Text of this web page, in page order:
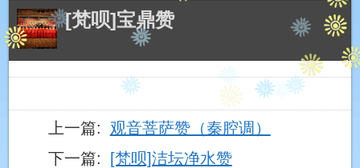
[梵呗]宝鼎赞
[梵呗]弥勒佛赞偈
[梵呗]宝鼎赞(男声)
上一篇:
观音菩萨赞（秦腔调）
下一篇:
[梵呗]洁坛净水赞